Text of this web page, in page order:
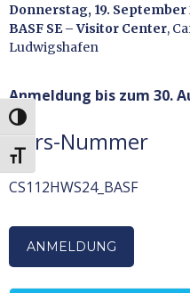
UMSCHALTEN AUF HOHE
SCHRIFT VERGRÖSSERN
Donnerstag, 19.
BASF SE – Visitor Center,
Ludwigshafen
Anmeldung bis zum 30.
Kurs-Nummer
CS112HWS24_BASF
ANMELDUNG